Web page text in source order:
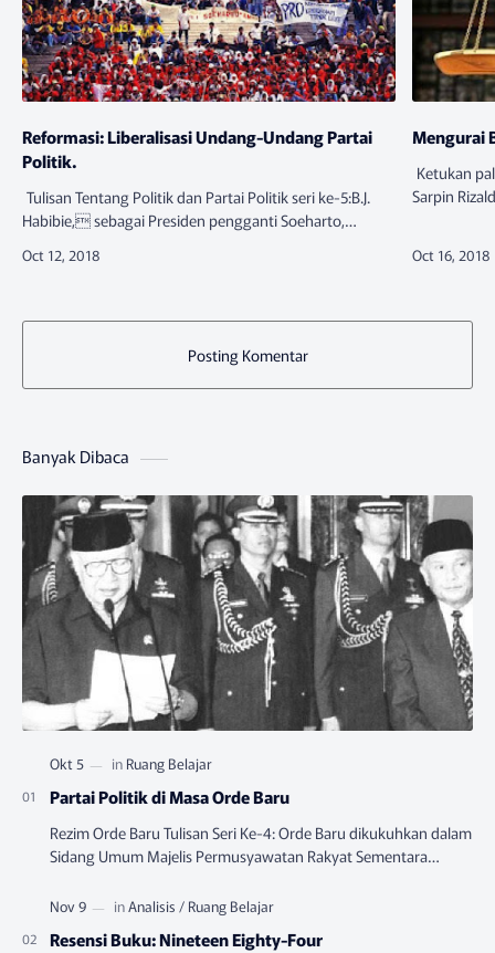
Reformasi: Liberalisasi Undang-Undang Partai
Politik.
Tulisan Tentang Politik dan Partai Politik seri ke-5:B.J.
Habibie, sebagai Presiden pengganti Soeharto,
fundamental. Lima paket un…
Mengurai
Ketukan
Sarpin
Posting Komentar
Banyak Dibaca
Partai Politik di Masa Orde Baru
Rezim Orde Baru Tulisan Seri Ke-4: Orde Baru dikukuhkan dalam
Sidang Umum Majelis Permusyawatan Rakyat Sementara
Resensi Buku: Nineteen Eighty-Four